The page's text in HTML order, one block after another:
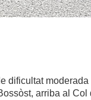
dificultat moderada
arriba al Col